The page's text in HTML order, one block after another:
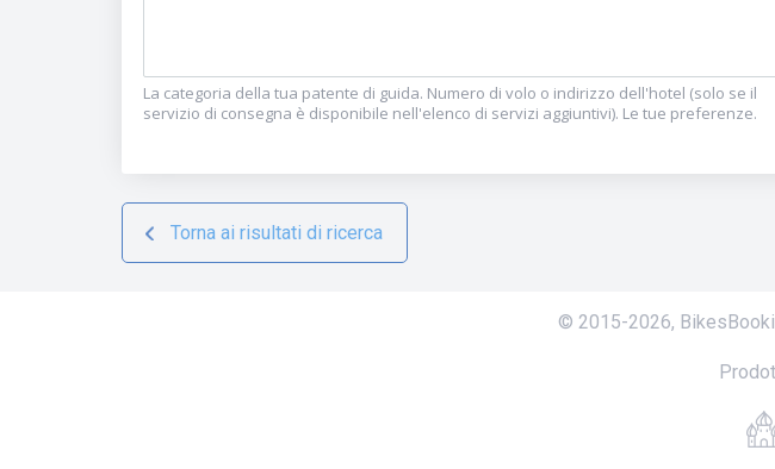
La categoria della tua patente di guida. Numero di volo o indirizzo dell'hotel (solo se il
servizio di consegna è disponibile nell'elenco di servizi aggiuntivi). Le tue preferenze.
Torna ai risultati di ricerca
© 2015-2026,